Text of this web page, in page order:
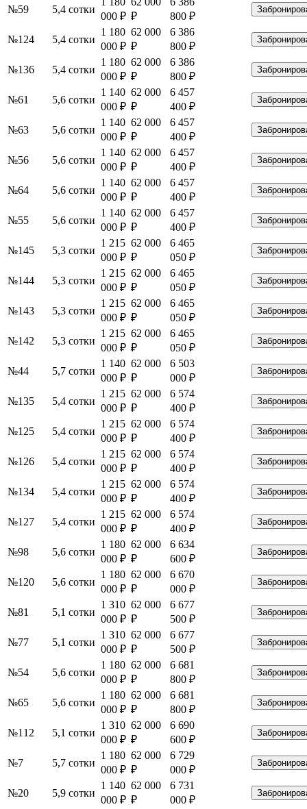
№59 5,4 сотки
000 ₽ ₽
800 ₽
№124 5,4 сотки
1 180
000 ₽
62 000
₽
6 386
800 ₽
№136 5,4 сотки
1 180
000 ₽
62 000
₽
6 386
800 ₽
№61 5,6 сотки
1 140
000 ₽
62 000
₽
6 457
400 ₽
№63 5,6 сотки
1 140
000 ₽
62 000
₽
6 457
400 ₽
№56 5,6 сотки
1 140
000 ₽
62 000
₽
6 457
400 ₽
№64 5,6 сотки
1 140
000 ₽
62 000
₽
6 457
400 ₽
№55 5,6 сотки
1 140
000 ₽
62 000
₽
6 457
400 ₽
№145 5,3 сотки
1 215
000 ₽
62 000
₽
6 465
050 ₽
№144 5,3 сотки
1 215
000 ₽
62 000
₽
6 465
050 ₽
№143 5,3 сотки
1 215
000 ₽
62 000
₽
6 465
050 ₽
№142 5,3 сотки
1 215
000 ₽
62 000
₽
6 465
050 ₽
№44 5,7 сотки
1 140
000 ₽
62 000
₽
6 503
000 ₽
№135 5,4 сотки
1 215
000 ₽
62 000
₽
6 574
400 ₽
№125 5,4 сотки
1 215
000 ₽
62 000
₽
6 574
400 ₽
№126 5,4 сотки
1 215
000 ₽
62 000
₽
6 574
400 ₽
№134 5,4 сотки
1 215
000 ₽
62 000
₽
6 574
400 ₽
№127 5,4 сотки
1 215
000 ₽
62 000
₽
6 574
400 ₽
№98 5,6 сотки
1 180
000 ₽
62 000
₽
6 634
600 ₽
№120 5,6 сотки
1 180
000 ₽
62 000
₽
6 670
000 ₽
№81 5,1 сотки
1 310
000 ₽
62 000
₽
6 677
500 ₽
№77 5,1 сотки
1 310
000 ₽
62 000
₽
6 677
500 ₽
№54 5,6 сотки
1 180
000 ₽
62 000
₽
6 681
800 ₽
№65 5,6 сотки
1 180
000 ₽
62 000
₽
6 681
800 ₽
№112 5,1 сотки
1 310
000 ₽
62 000
₽
6 690
600 ₽
№7 5,7 сотки
1 180
000 ₽
62 000
₽
6 729
000 ₽
№20 5,9 сотки
1 140
000 ₽
62 000
₽
6 731
000 ₽